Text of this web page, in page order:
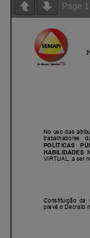
Page 1